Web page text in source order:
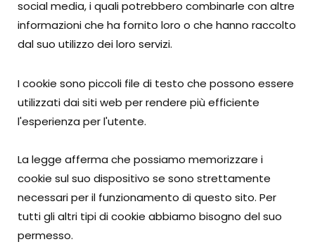
social media, i quali potrebbero combinarle con altre
informazioni che ha fornito loro o che hanno raccolto
dal suo utilizzo dei loro servizi.
I cookie sono piccoli file di testo che possono essere
utilizzati dai siti web per rendere più efficiente
l'esperienza per l'utente.
La legge afferma che possiamo memorizzare i
cookie sul suo dispositivo se sono strettamente
necessari per il funzionamento di questo sito. Per
tutti gli altri tipi di cookie abbiamo bisogno del suo
permesso.